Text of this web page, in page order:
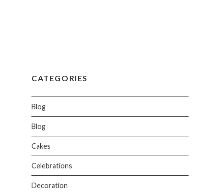
CATEGORIES
Blog
Blog
Cakes
Celebrations
Decoration